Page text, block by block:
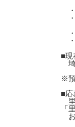
接
・
・
い
・
・
■
埼
※
■応
里
「
お